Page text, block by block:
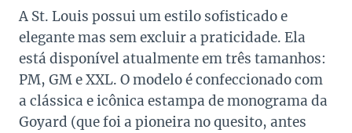
A St. Louis possui um estilo sofisticado e
elegante mas sem excluir a praticidade. Ela
está disponível atualmente em três tamanhos:
PM, GM e XXL. O modelo é confeccionado com
a clássica e icônica estampa de monograma da
Goyard (que foi a pioneira no quesito, antes